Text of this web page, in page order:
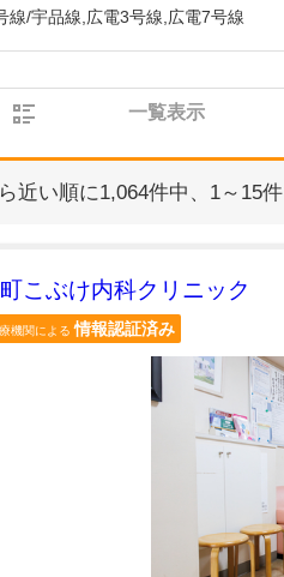
線/宇品線,広電3号線,広電7号線
一覧表示
近い順に1,064件中、 1～15件
こぶけ内科クリニック
機関による 情報認証済み